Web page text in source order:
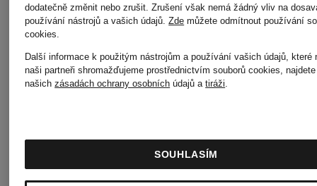
dodatečně změnit nebo zrušit. Zrušení však nemá žádný vliv na
používání nástrojů a vašich údajů.Zde můžete odmítnout používání
cookies.
Další informace k použitým nástrojům a používání vašich údajů, které
naši partneři shromažďujeme prostřednictvím souborů cookies,
našichzásadách ochrany osobních údajů atiráži.
SOUHLASÍM